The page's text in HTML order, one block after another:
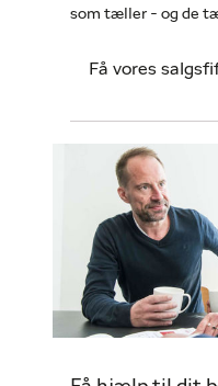
som tæller - og de
Få vores